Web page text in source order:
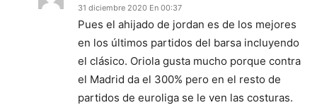
31 diciembre 2020 En 00:37
Pues el ahijado de jordan es de los mejores
en los últimos partidos del barsa incluyendo
el clásico. Oriola gusta mucho porque contra
el Madrid da el 300% pero en el resto de
partidos de euroliga se le ven las costuras.